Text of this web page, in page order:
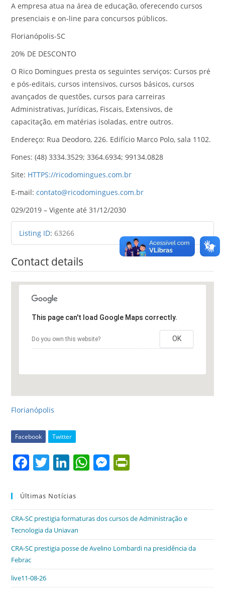
A empresa atua na área de educação, oferecendo cursos
presenciais e on-line para concursos públicos.
Florianópolis-SC
20% DE DESCONTO
O Rico Domingues presta os seguintes serviços: Cursos pré
e pós-editais, cursos intensivos, cursos básicos, cursos
avançados de questões, cursos para carreiras
Administrativas, Jurídicas, Fiscais, Extensivos, de
capacitação, em matérias isoladas, entre outros.
Endereço: Rua Deodoro, 226. Edifício Marco Polo, sala 1102.
Fones: (48) 3334.3529; 3364.6934; 99134.0828
Site: HTTPS://ricodomingues.com.br
E-mail:contato@ricodomingues.com.br
029/2019 – Vigente até 31/12/2030
Listing ID:63266
Contact details
This page can't load Google Maps correctly.
Do you own this website? OK
Florianópolis
Facebook Twitter
F
c
b
o
o
k
T
itt
er
Li
k
dI
n
W
A
p
M
n
g
ri
e
n
Últimas Notícias
CRA-SC prestigia formaturas dos cursos de Administração e
Tecnologia da Uniavan
CRA-SC prestigia posse de Avelino Lombardi na presidência da
Febrac
live11-08-26